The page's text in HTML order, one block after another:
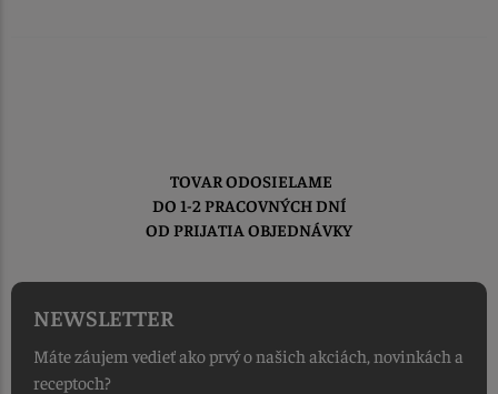
TOVAR ODOSIELAME
DO 1-2 PRACOVNÝCH DNÍ
OD PRIJATIA OBJEDNÁVKY
NEWSLETTER
Máte záujem vedieť ako prvý o našich akciách, novinkách a
receptoch?